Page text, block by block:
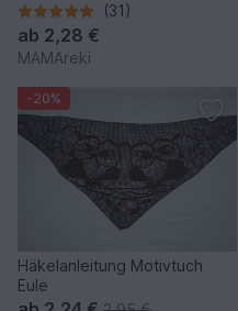
(31)
ab 2,28 €
MAMAreki
-20%
Häkelanleitung Motivtuch
Eule